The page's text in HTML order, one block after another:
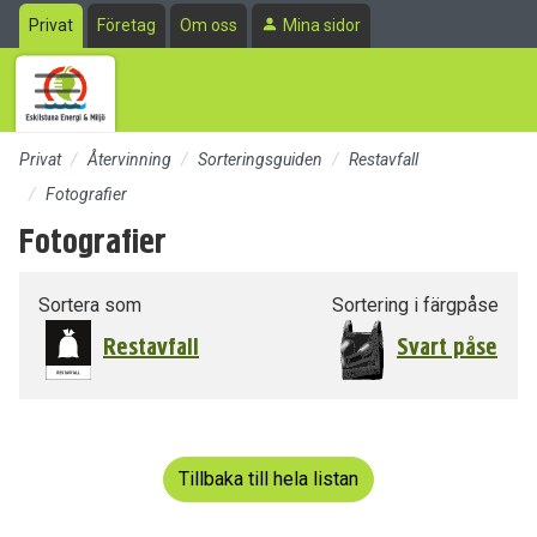
Till sidans huvudinnehåll
Privat Företag Om oss Mina sidor
Privat Återvinning Sorteringsguiden
Restavfall
Fotografier
Fotografier
Sortera som
Restavfall
Sortering i färgpåse
Svart påse
Tillbaka till hela listan